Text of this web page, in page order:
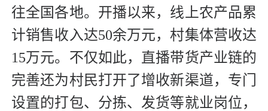
往全国各地。开播以来，线上农产品累
计销售收入达50余万元，村集体营收达
15万元。不仅如此，直播带货产业链的
完善还为村民打开了增收新渠道，专门
设置的打包、分拣、发货等就业岗位，